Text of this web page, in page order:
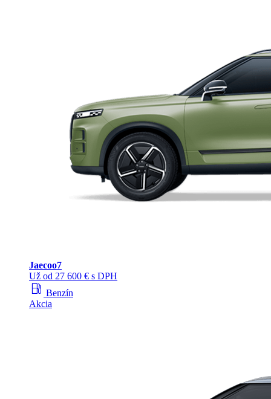
Jaecoo7
Už od 27 600 € s DPH
local_gas_station Benzín
Akcia